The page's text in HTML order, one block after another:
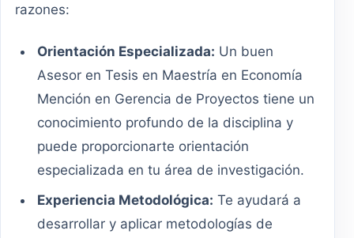
razones:
Orientación Especializada: Un buen
Asesor en Tesis en Maestría en Economía
Mención en Gerencia de Proyectos tiene un
conocimiento profundo de la disciplina y
puede proporcionarte orientación
especializada en tu área de investigación.
Experiencia Metodológica: Te ayudará a
desarrollar y aplicar metodologías de